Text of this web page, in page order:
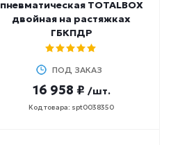
пневматическая TOTALBOX
двойная на растяжках
ГБКПДР
ПОД ЗАКАЗ
16 958 ₽ /шт.
Код товара: spt0038350